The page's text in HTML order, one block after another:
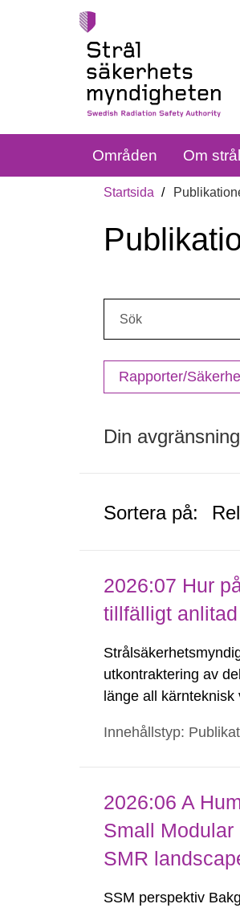
Områden Om
Startsida
Rapporter/
Din
Sortera på:
2026:07 Hur
tillfälligt
utkontraktering av
länge all
att...
Innehållstyp:
2026:06 A
Small
SMR
SSM perspektiv